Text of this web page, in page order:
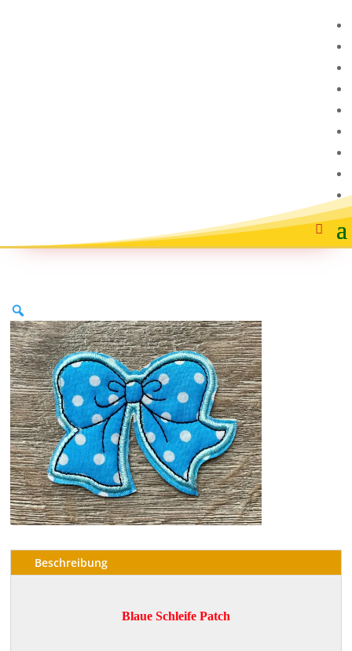
Beschreibung
Blaue Schleife Patch